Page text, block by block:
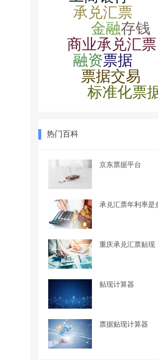
热门百科
京东票据平台
承兑汇票年利率是
重庆承兑汇票贴现
贴现计算器
票据贴现计算器